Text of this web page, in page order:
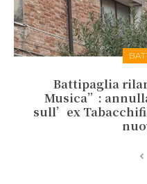
Battipaglia
Musica”:
sull’ex